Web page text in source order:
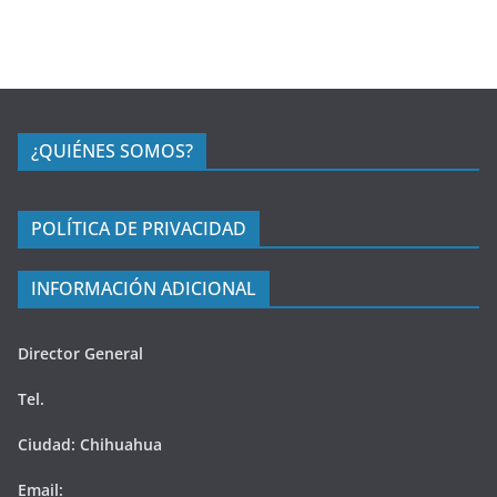
¿QUIÉNES SOMOS?
POLÍTICA DE PRIVACIDAD
INFORMACIÓN ADICIONAL
Director General
Tel.
Ciudad: Chihuahua
Email: